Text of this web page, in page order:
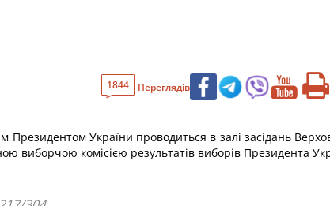
1844 Переглядів
України проводиться в залі засідань
виборчою комісією результатів виборів Президента